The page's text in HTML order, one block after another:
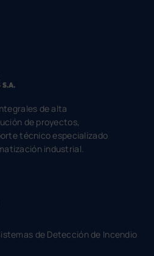
de alta
de proyectos,
técnico especializado
industrial.
de Detección de Incendio